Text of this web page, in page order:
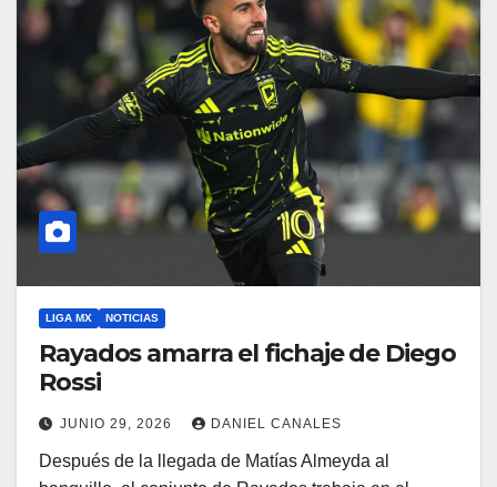
LIGA MX NOTICIAS
Rayados amarra el fichaje de Diego
Rossi
JUNIO 29, 2026 DANIEL CANALES
Después de la llegada de Matías Almeyda al